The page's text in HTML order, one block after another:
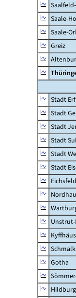
Saale-
Saale-
Greiz
Stadt
Stadt
Stadt
Stadt
Stadt
Stadt
Eichsfeld
Gotha